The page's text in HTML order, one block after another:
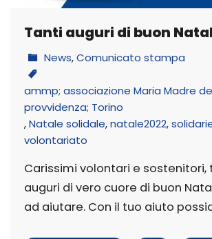
Tanti auguri di buon
News,Comunicato stampa
ammp; associazione Maria Madre
provvidenza; Torino
,Natale solidale,natale2022,
volontariato
Carissimi volontari e sostenitori,
auguri di vero cuore di buon
ad aiutare. Con il tuo aiuto